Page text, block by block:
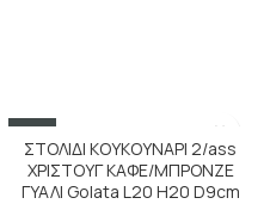
SALE
ΣΤΟΛΙΔΙ ΚΟΥΚΟΥΝΑΡΙ 2/ass
ΧΡΙΣΤΟΥΓ ΚΑΦΕ/ΜΠΡΟΝΖΕ
ΓΥΑΛΙ Golata L20 H20 D9cm